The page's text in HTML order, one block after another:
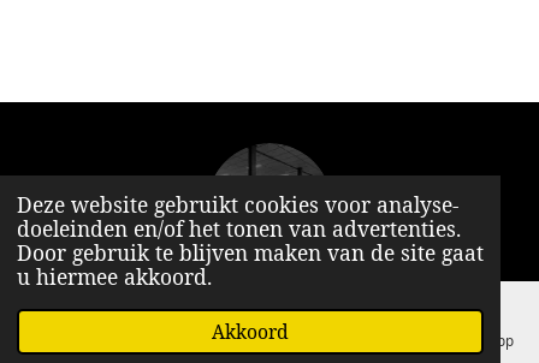
Deze website gebruikt cookies voor analyse-
doeleinden en/of het tonen van advertenties.
Door gebruik te blijven maken van de site gaat
u hiermee akkoord.
Akkoord
© 2015 - 2026Baker-Dealer.nl
Telefoonnummer Kaart WhatsApp